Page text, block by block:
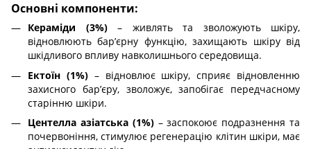
Основні компоненти:
Кераміди (3%)– живлять та зволожують шкіру,
відновлюють бар’єрну функцію, захищають шкіру від
шкідливого впливу навколишнього середовища.
Ектоїн (1%) – відновлює шкіру, сприяє відновленню
захисного бар’єру, зволожує, запобігає передчасному
старінню шкіри.
Центелла азіатська (1%) – заспокоює подразнення та
почервоніння, стимулює регенерацію клітин шкіри, має